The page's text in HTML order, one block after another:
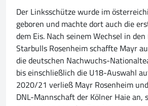
Der Linksschütze wurde im
geboren und machte dort auch die
dem Eis. Nach seinem Wechsel in
Starbulls Rosenheim schaffte Mayr
die deutschen Nachwuchs-
bis einschließlich die U18-Auswahl
2020/21 verließ Mayr Rosenheim
DNL-Mannschaft der Kölner Haie an,